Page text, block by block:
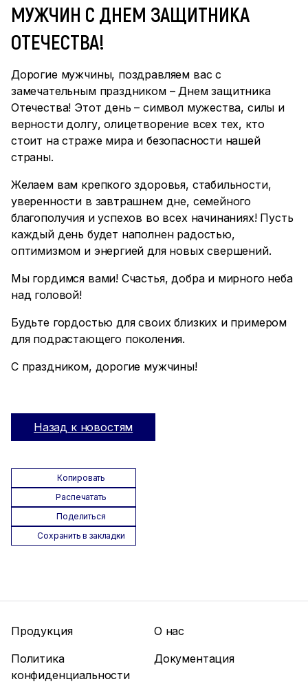
МУЖЧИН С ДНЕМ ЗАЩИТНИКА
ОТЕЧЕСТВА!
Дорогие мужчины, поздравляем вас с
замечательным праздником – Днем защитника
Отечества! Этот день – символ мужества, силы и
верности долгу, олицетворение всех тех, кто
стоит на страже мира и безопасности нашей
страны.
Желаем вам крепкого здоровья, стабильности,
уверенности в завтрашнем дне, семейного
благополучия и успехов во всех начинаниях! Пусть
каждый день будет наполнен радостью,
оптимизмом и энергией для новых свершений.
Мы гордимся вами! Счастья, добра и мирного неба
над головой!
Будьте гордостью для своих близких и примером
для подрастающего поколения.
С праздником, дорогие мужчины!
Назад к новостям
Копировать
Распечатать
Поделиться
Сохранить в закладки
Продукция
О нас
Политика
конфиденциальности
Документация